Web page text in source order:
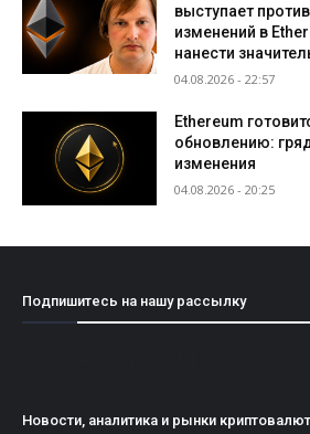
выступает
изменений в
нанести
04.08.2026 - 22:57
Ethereum
обновлению:
изменения
04.08.2026 - 20:25
Подпишитесь на нашу рассылку
Новости, аналитика и рынки криптовалют